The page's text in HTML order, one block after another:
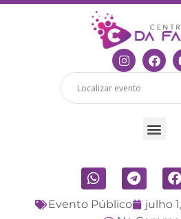
Evento Público julho